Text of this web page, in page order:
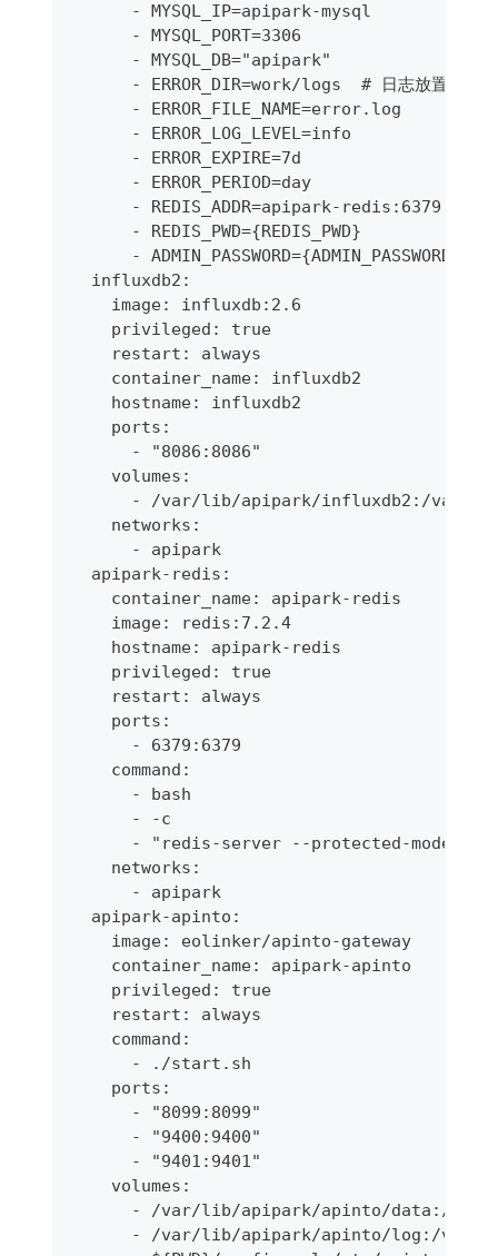
      - MYSQL_IP=apipark-mysql
- MYSQL_PORT=3306
      - MYSQL_DB="apipark"
      - ERROR_DIR=work/logs  # 日志放置目录
- ERROR_FILE_NAME=error.log
- ERROR_LOG_LEVEL=info
- ERROR_EXPIRE=7d                    #
- ERROR_PERIOD=day                  #
- REDIS_ADDR=apipark-redis:6379
- REDIS_PWD={REDIS_PWD}
      - ADMIN_PASSWORD={ADMIN_PASSWORD}
  influxdb2:
    image: influxdb:2.6
    privileged: true
    restart: always
    container_name: influxdb2
    hostname: influxdb2
    ports:
      - "8086:8086"
    volumes:
- /var/lib/apipark/influxdb2:/var/
    networks:
      - apipark
  apipark-redis:
    container_name: apipark-redis
    image: redis:7.2.4
    hostname: apipark-redis
    privileged: true
    restart: always
    ports:
      - 6379:6379
    command:
      - bash
      - -c
- "redis-server --protected-mode
    networks:
      - apipark
  apipark-apinto:
    image: eolinker/apinto-gateway
    container_name: apipark-apinto
    privileged: true
    restart: always
    command:
      - ./start.sh
    ports:
      - "8099:8099"
      - "9400:9400"
      - "9401:9401"
    volumes:
- /var/lib/apipark/apinto/data:/var/
- /var/lib/apipark/apinto/log:/var/